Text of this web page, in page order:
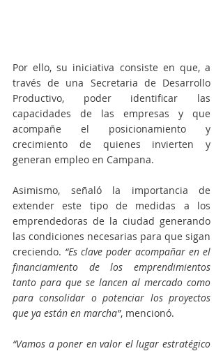
Por ello, su iniciativa consiste en que, a
través de una Secretaria de Desarrollo
Productivo, poder identificar las
capacidades de las empresas y que
acompañe el posicionamiento y
crecimiento de quienes invierten y
generan empleo en Campana.
Asimismo, señaló la importancia de
extender este tipo de medidas a los
emprendedoras de la ciudad generando
las condiciones necesarias para que sigan
creciendo. “Es clave poder acompañar en el
financiamiento de los emprendimientos
tanto para que se lancen al mercado como
para consolidar o potenciar los proyectos
que ya están en marcha”, mencionó.
“Vamos a poner en valor el lugar estratégico